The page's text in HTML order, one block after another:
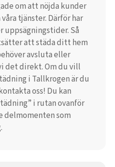
om att nöjda kunder
tjänster. Därför har
uppsägningstider. Så
att städa ditt hem
avsluta eller
det direkt. Om du vill
i Tallkrogen är du
oss! Du kan
i rutan ovanför
delmomenten som